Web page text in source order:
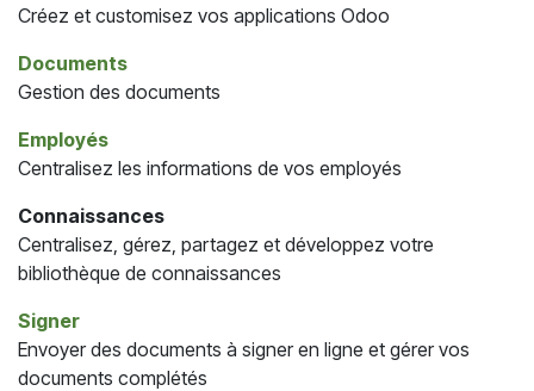
Créez et customisez vos applications Odoo
Documents
Gestion des documents
Employés
Centralisez les informations de vos employés
Connaissances
Centralisez, gérez, partagez et développez votre
bibliothèque de connaissances
Signer
Envoyer des documents à signer en ligne et gérer vos
documents complétés